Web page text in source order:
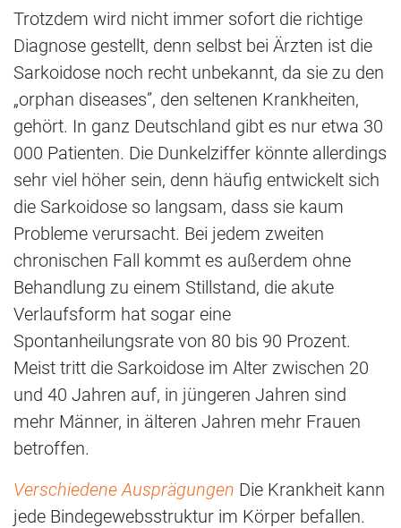
Trotzdem wird nicht immer sofort die richtige
Diagnose gestellt, denn selbst bei Ärzten ist die
Sarkoidose noch recht unbekannt, da sie zu den
„orphan diseases”, den seltenen Krankheiten,
gehört. In ganz Deutschland gibt es nur etwa 30
000 Patienten. Die Dunkelziffer könnte allerdings
sehr viel höher sein, denn häufig entwickelt sich
die Sarkoidose so langsam, dass sie kaum
Probleme verursacht. Bei jedem zweiten
chronischen Fall kommt es außerdem ohne
Behandlung zu einem Stillstand, die akute
Verlaufsform hat sogar eine
Spontanheilungsrate von 80 bis 90 Prozent.
Meist tritt die Sarkoidose im Alter zwischen 20
und 40 Jahren auf, in jüngeren Jahren sind
mehr Männer, in älteren Jahren mehr Frauen
betroffen.
Verschiedene Ausprägungen Die Krankheit kann
jede Bindegewebsstruktur im Körper befallen.